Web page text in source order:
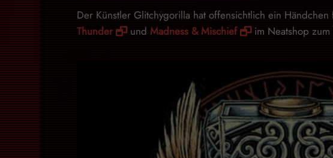
Der Künstler Glitchygorilla hat offensichtlich ein
Thunder
und Madness & Mischief im Neatshop